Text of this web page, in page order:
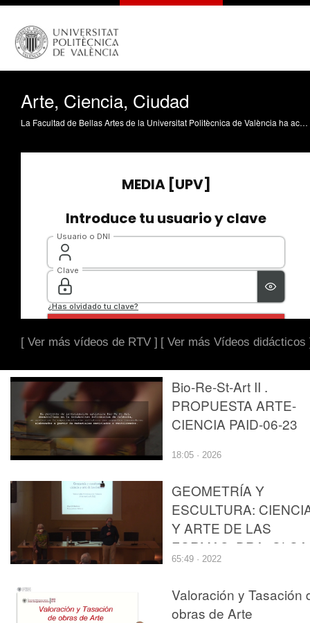
Arte, Ciencia, Ciudad
La Facultad de Bellas Artes de la Universitat Politècnica de València ha acogido la celebración del segundo Congreso Internacional Arte, Ciencia y Ciudad. El encuentro es una iniciativa promovida desde el Máster en Artes Visuales y Multimedia de la UPV y la Universidad del País Vasco.
[ Ver más vídeos de RTV ] [ Ver más Vídeos didácticos
Bio-Re-St-Art II .
PROPUESTA ARTE-
CIENCIA PAID-06-23
18:05 · 2026
GEOMETRÍA Y
ESCULTURA:
Y ARTE DE LAS
FORMAS. DRA. OLGA
GIL MEDRANO
65:49 · 2022
Valoración y Tasación
obras de Arte